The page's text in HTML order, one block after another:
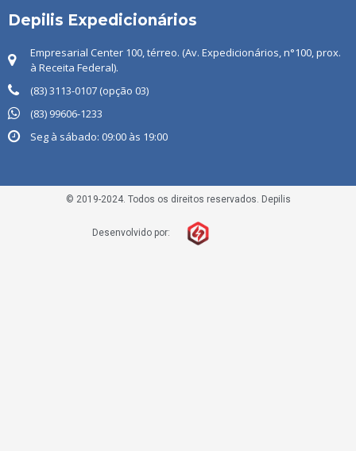
Depilis Expedicionários
Empresarial Center 100, térreo. (Av. Expedicionários, n°100, prox.
à Receita Federal).
(83) 3113-0107 (opção 03)
(83) 99606-1233
Seg à sábado: 09:00 às 19:00
© 2019-2024. Todos os direitos reservados. Depilis
Desenvolvido por: